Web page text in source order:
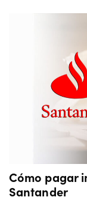
Cómo pagar
Santander